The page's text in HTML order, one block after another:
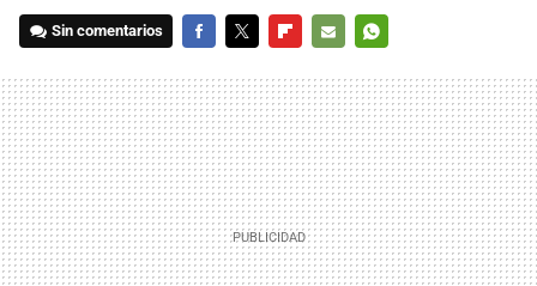
Sin comentarios
MAIL